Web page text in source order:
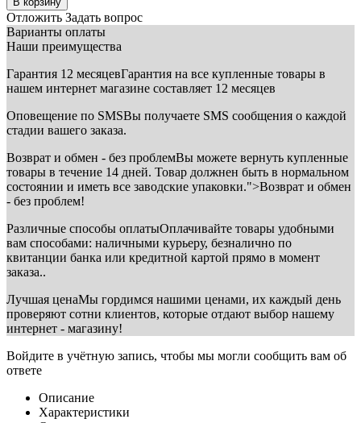
Отложить Задать вопрос
Варианты оплаты
Наши преимущества
Гарантия 12 месяцевГарантия на все купленные товары в
нашем интернет магазине составляет 12 месяцев
Оповещение по SMSВы получаете SMS сообщения о каждой
стадии вашего заказа.
Возврат и обмен - без проблемВы можете вернуть купленные
товары в течение 14 дней. Товар должнен быть в нормальном
состоянии и иметь все заводские упаковки.">Возврат и обмен
- без проблем!
Различные способы оплатыОплачивайте товары удобными
вам способами: наличными курьеру, безналично по
квитанции банка или кредитной картой прямо в момент
заказа..
Лучшая ценаМы гордимся нашими ценами, их каждый день
проверяют сотни клиентов, которые отдают выбор нашему
интернет - магазину!
Войдите в учётную запись, чтобы мы могли сообщить вам об
ответе
Описание
Характеристики